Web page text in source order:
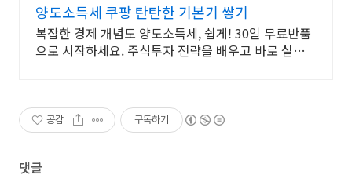
양도소득세 쿠팡 탄탄한 기본기 쌓기
복잡한 경제 개념도 양도소득세, 쉽게! 30일 무료반품
으로 시작하세요. 주식투자 전략을 배우고 바로 실천!
공감 구독하기
댓글